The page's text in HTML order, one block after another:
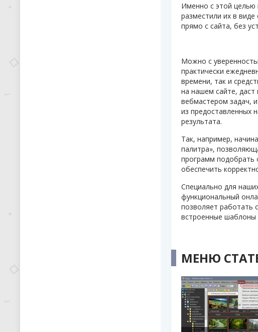
Именно с этой целью
разместили их в
прямо с сайта, без
Можно с
практически
времени, так и
на нашем сайте,
вебмастером задач,
из предоставленных
результата.
Так, например,
палитра»,
программ подобрать
обеспечить
Специально для
функциональный
позволяет работать
встроенные шаблоны
МЕНЮ